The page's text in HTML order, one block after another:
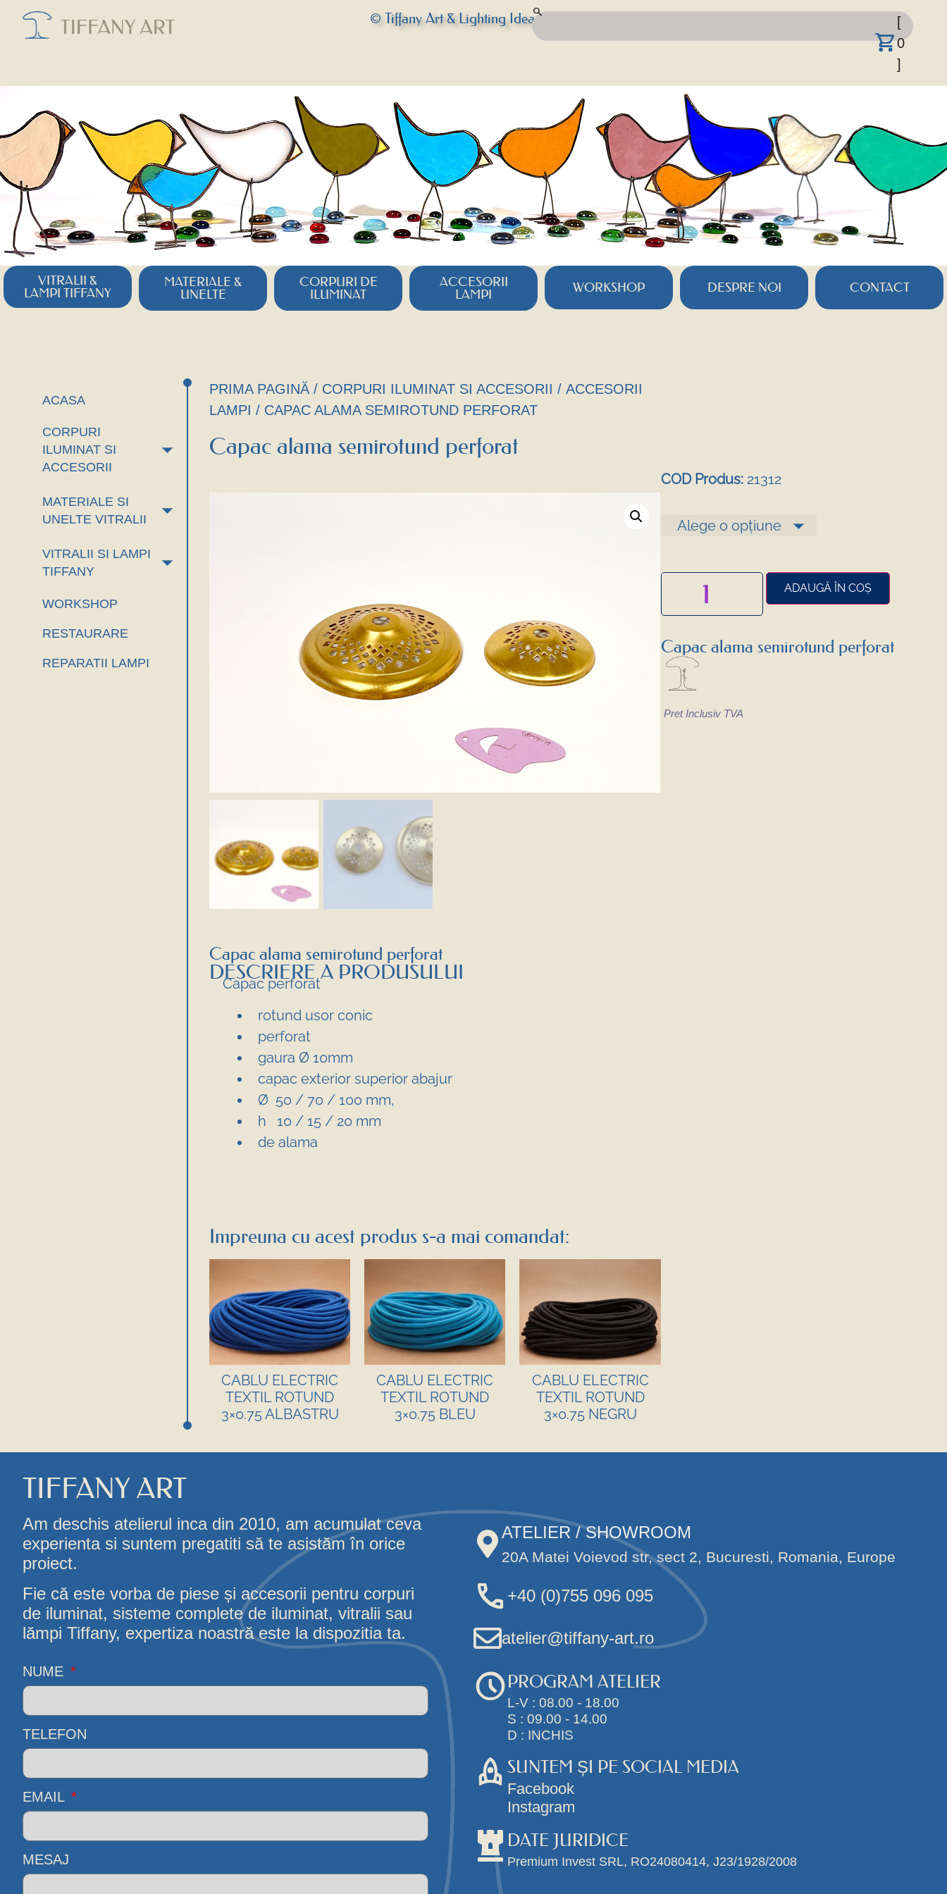
© Tiffany Art & Lighting Idea
[
0
]
VITRALII &
LAMPI TIFFANY
MATERIALE &
UNELTE
CORPURI DE
ILUMINAT
ACCESORII
LAMPI
WORKSHOP DESPRE NOI CONTACT
ACASA
+
CORPURI
ILUMINAT SI
ACCESORII
+
MATERIALE SI
UNELTE VITRALII
+
VITRALII SI LAMPI
TIFFANY
WORKSHOP
RESTAURARE
REPARATII LAMPI
PRIMA PAGINĂ / CORPURI ILUMINAT SI ACCESORII /ACCESORII
LAMPI / CAPAC ALAMA SEMIROTUND PERFORAT
Capac alama semirotund perforat
COD Produs: 21312
ADAUGĂ ÎN COȘ
Capac alama semirotund perforat
Pret Inclusiv TVA
Capac alama semirotund perforat
DESCRIERE A PRODUSULUI
Capac perforat
rotund usor conic
perforat
gaura Ø 10mm
capac exterior superior abajur
Ø 50 / 70 / 100 mm,
h 10 / 15 / 20 mm
de alama
Impreuna cu acest produs s-a mai comandat:
CABLU ELECTRIC
TEXTIL ROTUND
3×0.75 ALBASTRU
CABLU ELECTRIC
TEXTIL ROTUND
3×0.75 BLEU
CABLU ELECTRIC
TEXTIL ROTUND
3×0.75 NEGRU
TIFFANY ART
Am deschis atelierul inca din 2010, am acumulat ceva
experienta si suntem pregatiti să te asistăm în orice
proiect.
Fie că este vorba de piese și accesorii pentru corpuri
de iluminat, sisteme complete de iluminat, vitralii sau
lămpi Tiffany, expertiza noastră este la dispozitia ta.
NUME
TELEFON
EMAIL
MESAJ
ATELIER / SHOWROOM
20A Matei Voievod str, sect 2, Bucuresti, Romania, Europe
+40 (0)755 096 095
atelier@tiffany-art.ro
PROGRAM ATELIER
L-V : 08.00 - 18.00
S : 09.00 - 14.00
D : INCHIS
SUNTEM ȘI PE SOCIAL MEDIA
Facebook
Instagram
DATE JURIDICE
Premium Invest SRL, RO24080414, J23/1928/2008